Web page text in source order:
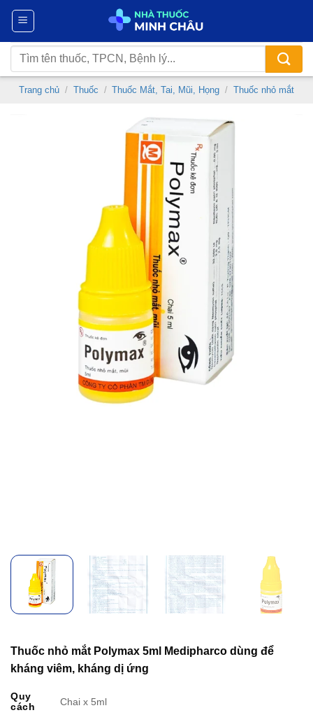
Chuyển
nội
dung
Tìm
kiếm:
Trang chủ / Thuốc / Thuốc Mắt, Tai, Mũi, Họng / Thuốc nhỏ mắt
Thuốc nhỏ mắt Polymax 5ml Medipharco dùng để
kháng viêm, kháng dị ứng
Quy
cách
Chai x 5ml